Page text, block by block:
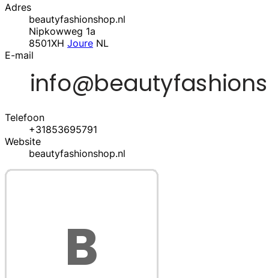
Adres
beautyfashionshop.nl
Nipkowweg 1a
8501XH Joure NL
E-mail
Telefoon
+31853695791
Website
beautyfashionshop.nl